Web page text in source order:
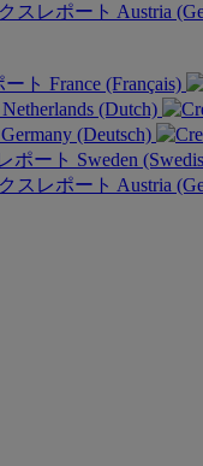
Austria
France (Français)
Netherlands (Dutch)
Germany (Deutsch)
Sweden
Austria